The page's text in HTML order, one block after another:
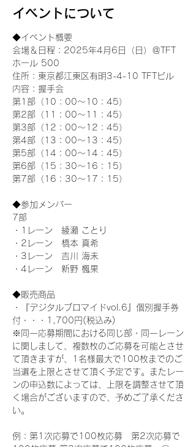
イベントについて
◆イベント概要
会場＆日程：2025年4月6日（日）＠TFT
ホール 500
住所：東京都江東区有明3-4-10 TFTビル
内容：握手会
第1部（10：00～10：45）
第2部（11：00～11：45）
第3部（12：00～12：45）
第4部（13：00～13：45）
第5部（14：00～14：45）
第6部（15：30～16：15）
第7部（16：30～17：15）
◆参加メンバー
7部
・1レーン　綾瀬 ことり
・2レーン　橋本 真希
・3レーン　吉川 海未
・4レーン　新野 楓果
◆販売商品
・『デジタルブロマイドvol.6』個別握手券
付・・・1,700円(税込み)
※同一応募期間における同じ部・同一レーン
に関しまして、複数枚のご応募を可能とさせ
て頂きますが、1名様最大で100枚までのご
当選を上限とさせて頂く予定です。またレー
ンの申込数によっては、上限を調整させて頂
く場合がございますので、予めご了承くださ
い。
例：第1次応募で100枚応募　第2次応募で